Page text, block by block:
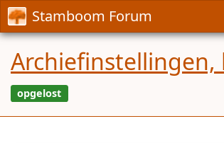
Stamboom Forum